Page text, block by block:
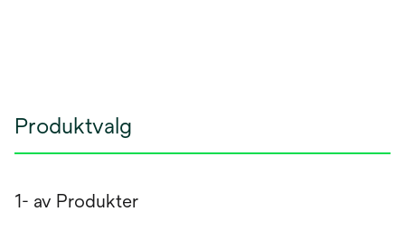
Produktvalg
1- av Produkter